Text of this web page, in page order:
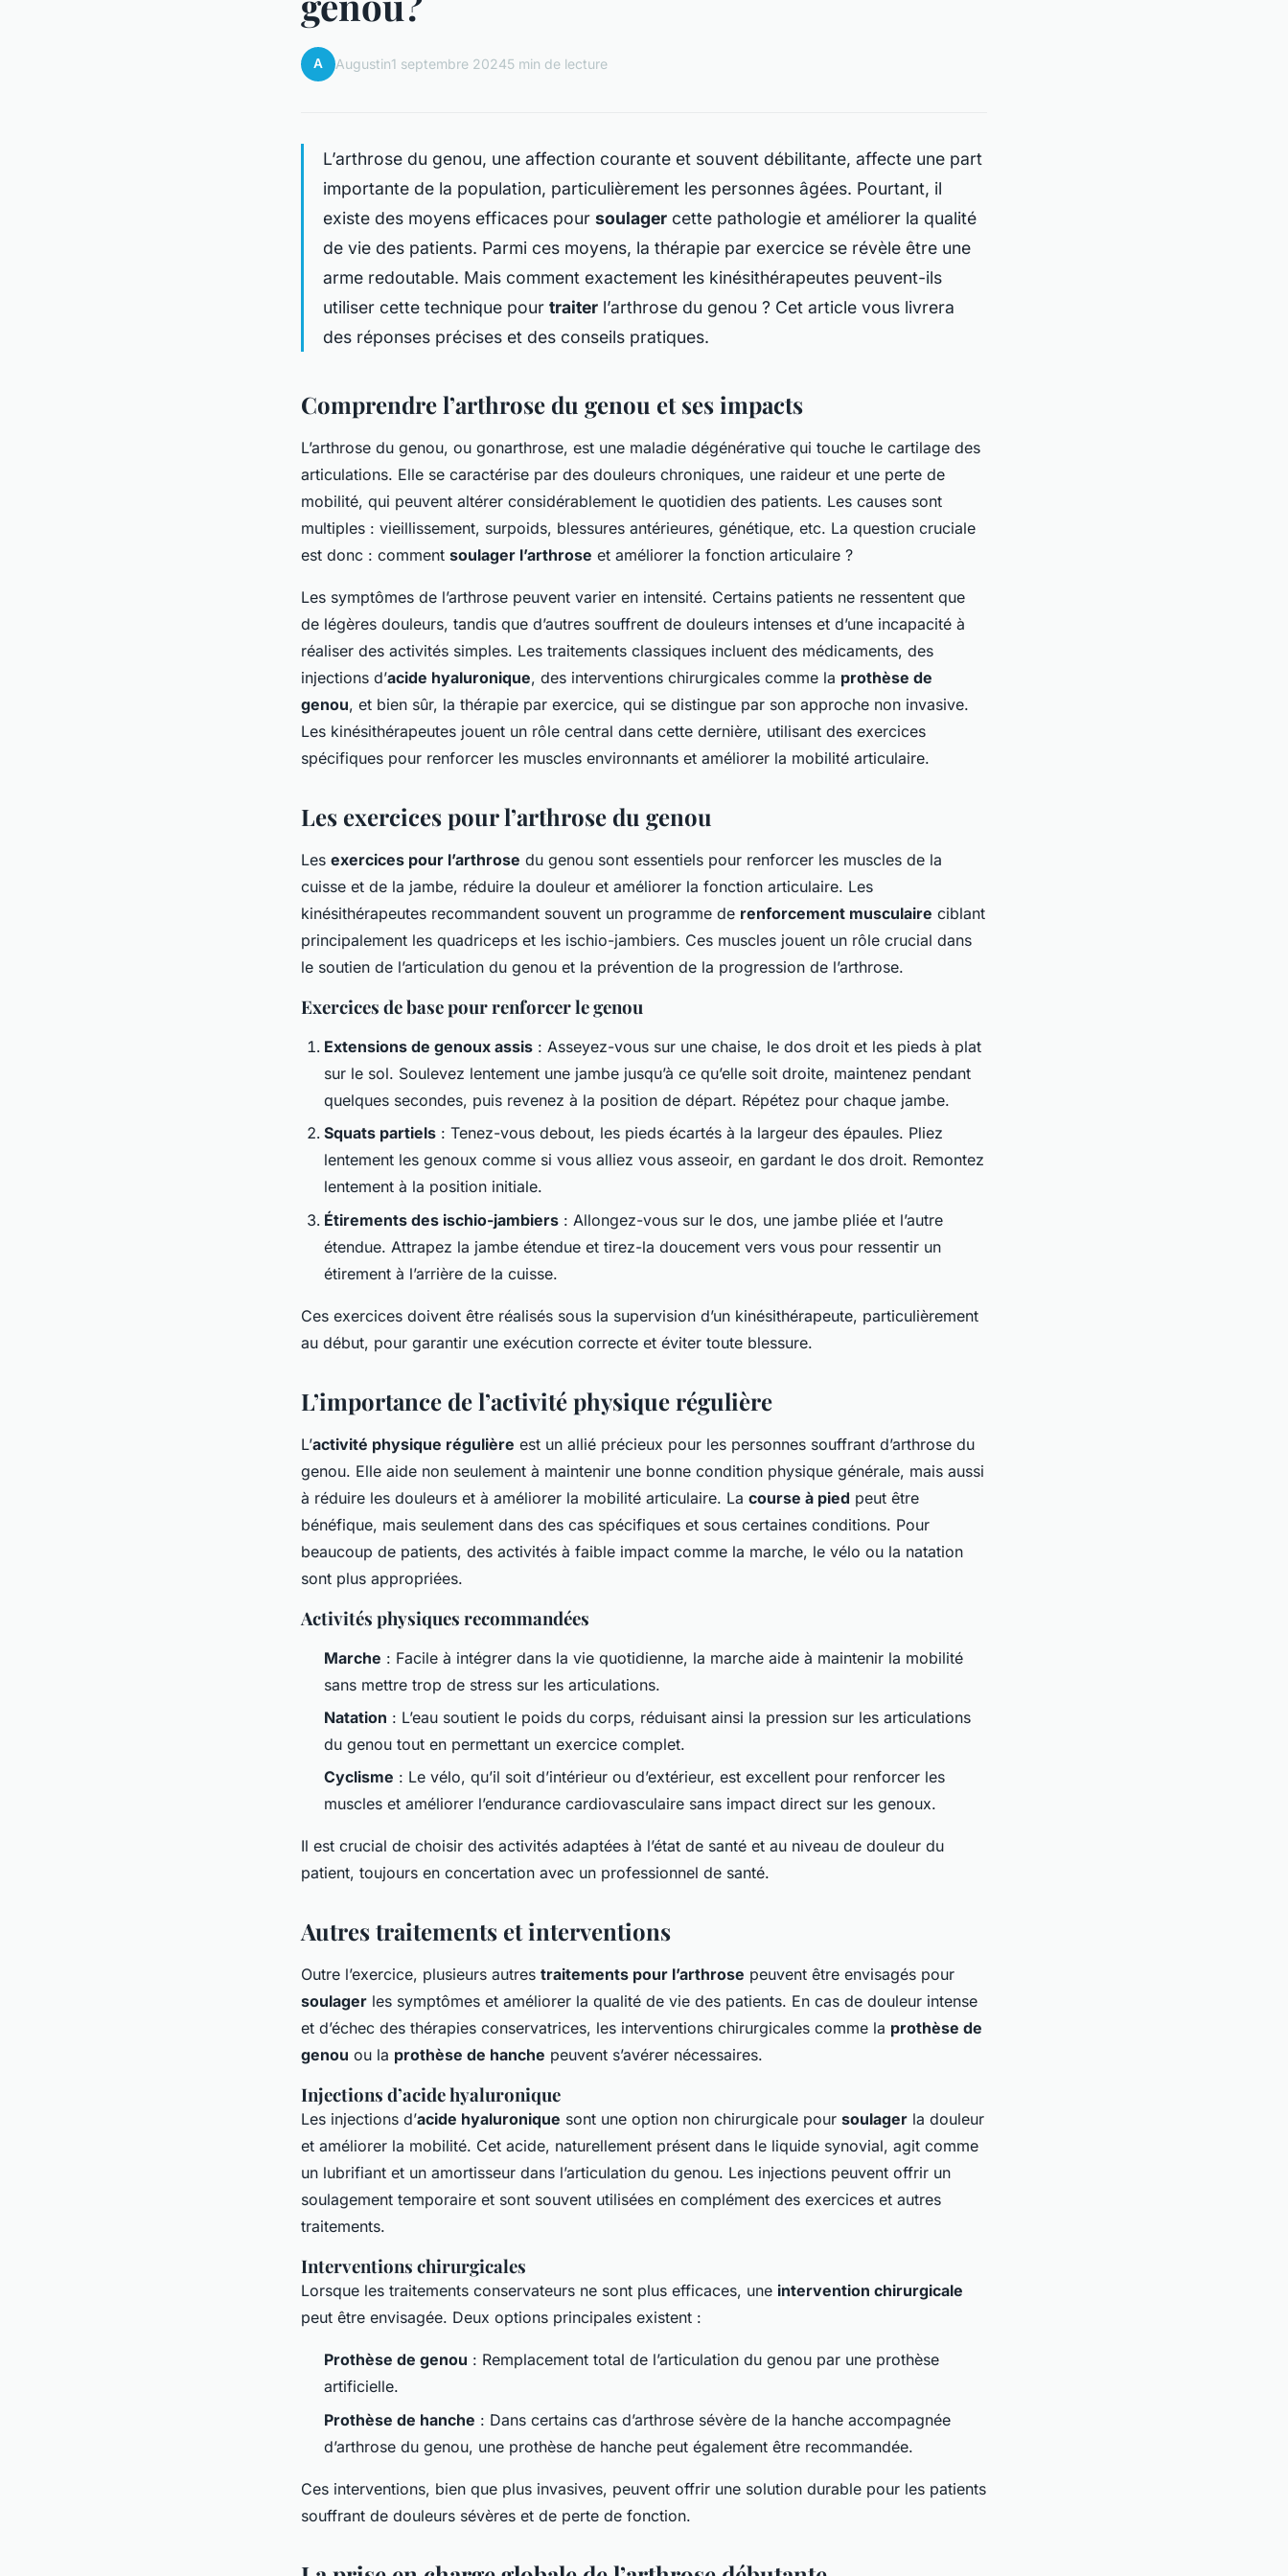
A Augustin1 septembre 20245 min de lecture
L’arthrose du genou, une affection courante et souvent débilitante, affecte une part
importante de la population, particulièrement les personnes âgées. Pourtant, il
existe des moyens efficaces pour soulager cette pathologie et améliorer la qualité
de vie des patients. Parmi ces moyens, la thérapie par exercice se révèle être une
arme redoutable. Mais comment exactement les kinésithérapeutes peuvent-ils
utiliser cette technique pour traiter l’arthrose du genou ? Cet article vous livrera
des réponses précises et des conseils pratiques.
Comprendre l’arthrose du genou et ses impacts
L’arthrose du genou, ou gonarthrose, est une maladie dégénérative qui touche le cartilage des
articulations. Elle se caractérise par des douleurs chroniques, une raideur et une perte de
mobilité, qui peuvent altérer considérablement le quotidien des patients. Les causes sont
multiples : vieillissement, surpoids, blessures antérieures, génétique, etc. La question cruciale
est donc : comment soulager l’arthrose et améliorer la fonction articulaire ?
Les symptômes de l’arthrose peuvent varier en intensité. Certains patients ne ressentent que
de légères douleurs, tandis que d’autres souffrent de douleurs intenses et d’une incapacité à
réaliser des activités simples. Les traitements classiques incluent des médicaments, des
injections d’acide hyaluronique, des interventions chirurgicales comme la prothèse de
genou, et bien sûr, la thérapie par exercice, qui se distingue par son approche non invasive.
Les kinésithérapeutes jouent un rôle central dans cette dernière, utilisant des exercices
spécifiques pour renforcer les muscles environnants et améliorer la mobilité articulaire.
Les exercices pour l’arthrose du genou
Les exercices pour l’arthrose du genou sont essentiels pour renforcer les muscles de la
cuisse et de la jambe, réduire la douleur et améliorer la fonction articulaire. Les
kinésithérapeutes recommandent souvent un programme de renforcement musculaire ciblant
principalement les quadriceps et les ischio-jambiers. Ces muscles jouent un rôle crucial dans
le soutien de l’articulation du genou et la prévention de la progression de l’arthrose.
Exercices de base pour renforcer le genou
Extensions de genoux assis : Asseyez-vous sur une chaise, le dos droit et les pieds à plat
sur le sol. Soulevez lentement une jambe jusqu’à ce qu’elle soit droite, maintenez pendant
quelques secondes, puis revenez à la position de départ. Répétez pour chaque jambe.
Squats partiels : Tenez-vous debout, les pieds écartés à la largeur des épaules. Pliez
lentement les genoux comme si vous alliez vous asseoir, en gardant le dos droit. Remontez
lentement à la position initiale.
Étirements des ischio-jambiers : Allongez-vous sur le dos, une jambe pliée et l’autre
étendue. Attrapez la jambe étendue et tirez-la doucement vers vous pour ressentir un
étirement à l’arrière de la cuisse.
Ces exercices doivent être réalisés sous la supervision d’un kinésithérapeute, particulièrement
au début, pour garantir une exécution correcte et éviter toute blessure.
L’importance de l’activité physique régulière
L’activité physique régulière est un allié précieux pour les personnes souffrant d’arthrose du
genou. Elle aide non seulement à maintenir une bonne condition physique générale, mais aussi
à réduire les douleurs et à améliorer la mobilité articulaire. La course à pied peut être
bénéfique, mais seulement dans des cas spécifiques et sous certaines conditions. Pour
beaucoup de patients, des activités à faible impact comme la marche, le vélo ou la natation
sont plus appropriées.
Activités physiques recommandées
Marche : Facile à intégrer dans la vie quotidienne, la marche aide à maintenir la mobilité
sans mettre trop de stress sur les articulations.
Natation : L’eau soutient le poids du corps, réduisant ainsi la pression sur les articulations
du genou tout en permettant un exercice complet.
Cyclisme : Le vélo, qu’il soit d’intérieur ou d’extérieur, est excellent pour renforcer les
muscles et améliorer l’endurance cardiovasculaire sans impact direct sur les genoux.
Il est crucial de choisir des activités adaptées à l’état de santé et au niveau de douleur du
patient, toujours en concertation avec un professionnel de santé.
Autres traitements et interventions
Outre l’exercice, plusieurs autres traitements pour l’arthrose peuvent être envisagés pour
soulager les symptômes et améliorer la qualité de vie des patients. En cas de douleur intense
et d’échec des thérapies conservatrices, les interventions chirurgicales comme la prothèse de
genou ou la prothèse de hanche peuvent s’avérer nécessaires.
Injections d’acide hyaluronique
Les injections d’acide hyaluronique sont une option non chirurgicale pour soulager la douleur
et améliorer la mobilité. Cet acide, naturellement présent dans le liquide synovial, agit comme
un lubrifiant et un amortisseur dans l’articulation du genou. Les injections peuvent offrir un
soulagement temporaire et sont souvent utilisées en complément des exercices et autres
traitements.
Interventions chirurgicales
Lorsque les traitements conservateurs ne sont plus efficaces, une intervention chirurgicale
peut être envisagée. Deux options principales existent :
Prothèse de genou : Remplacement total de l’articulation du genou par une prothèse
artificielle.
Prothèse de hanche : Dans certains cas d’arthrose sévère de la hanche accompagnée
d’arthrose du genou, une prothèse de hanche peut également être recommandée.
Ces interventions, bien que plus invasives, peuvent offrir une solution durable pour les patients
souffrant de douleurs sévères et de perte de fonction.